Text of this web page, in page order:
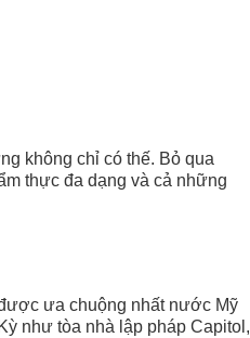
không chỉ có thế. Bỏ qua
thực đa dạng và cả những
ưa chuộng nhất nước Mỹ
như tòa nhà lập pháp Capitol,